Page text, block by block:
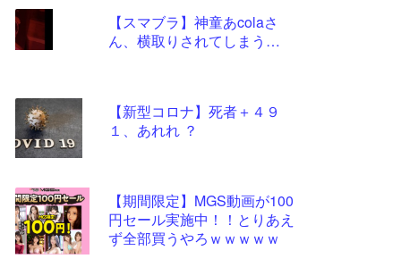
【スマブラ】神童あcolaさ
ん、横取りされてしまう…
【新型コロナ】死者＋４９
１、あれれ ？
【期間限定】MGS動画が100
円セール実施中！！とりあえ
ず全部買うやろｗｗｗｗｗ